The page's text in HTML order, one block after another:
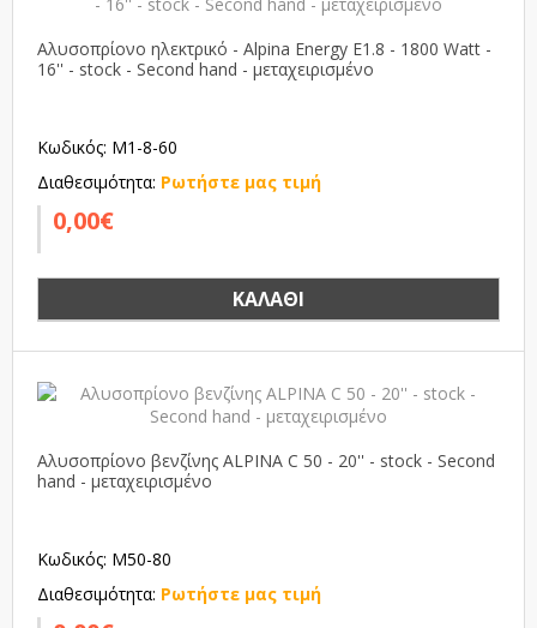
Αλυσοπρίονο ηλεκτρικό - Alpina Energy E1.8 - 1800 Watt -
16'' - stock - Second hand - μεταχειρισμένο
Κωδικός: M1-8-60
Διαθεσιμότητα: Ρωτήστε μας τιμή
0,00€
ΚΑΛΆΘΙ
Αλυσοπρίονο βενζίνης ALPINA C 50 - 20'' - stock - Second
hand - μεταχειρισμένο
Κωδικός: M50-80
Διαθεσιμότητα: Ρωτήστε μας τιμή